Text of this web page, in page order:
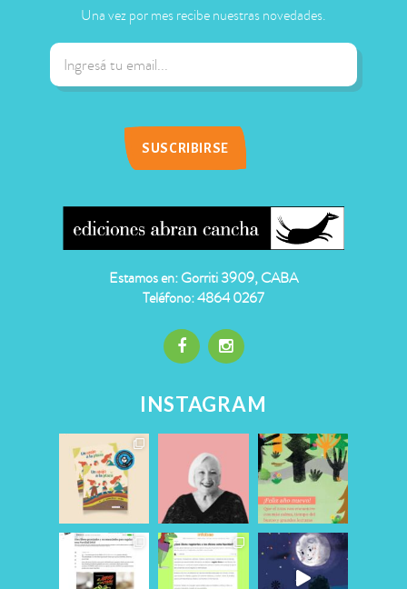
Una vez por mes recibe nuestras novedades.
Estamos en: Gorriti 3909, CABA
Teléfono: 4864 0267
INSTAGRAM